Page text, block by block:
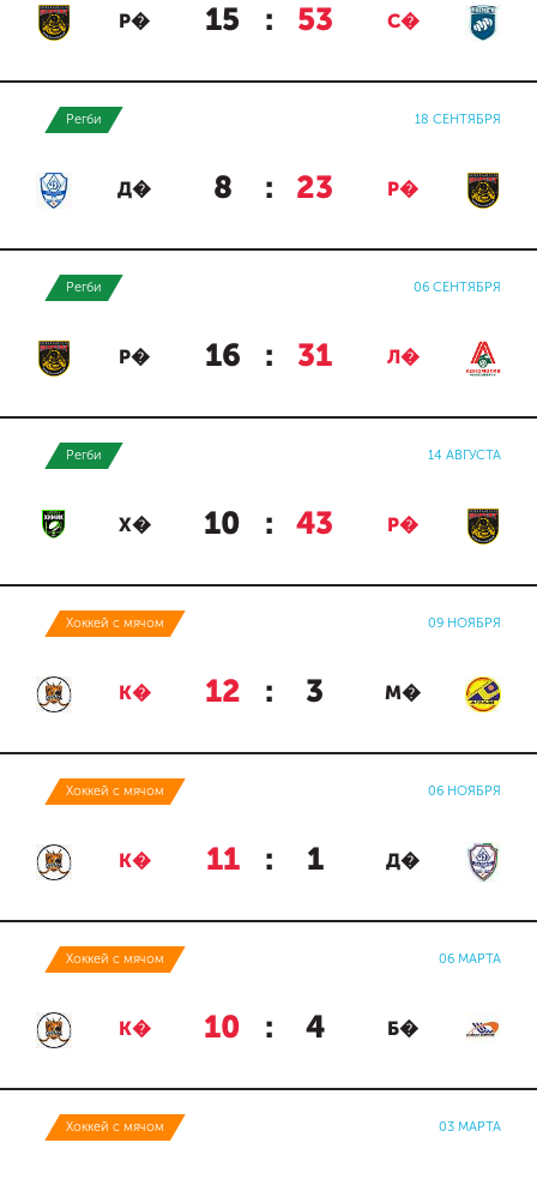
Р� 15 : 53 С�
Регби 18 СЕНТЯБРЯ
Д� 8 : 23 Р�
Регби 06 СЕНТЯБРЯ
Р� 16 : 31 Л�
Регби 14 АВГУСТА
Х� 10 : 43 Р�
Хоккей с мячом 09 НОЯБРЯ
К� 12 : 3 М�
Хоккей с мячом 06 НОЯБРЯ
К� 11 : 1 Д�
Хоккей с мячом 06 МАРТА
К� 10 : 4 Б�
Хоккей с мячом 03 МАРТА